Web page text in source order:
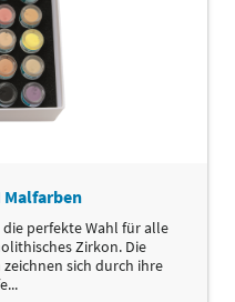
Malfarben
die perfekte Wahl für alle
Zirkon. Die
sich durch ihre